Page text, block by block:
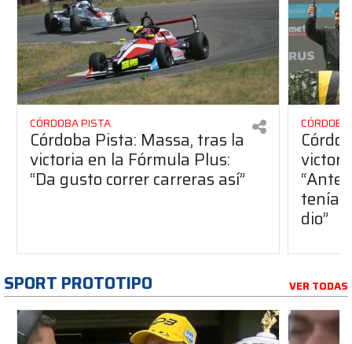
CÓRDOBA PISTA
Córdoba Pista: Massa, tras la
victoria en la Fórmula Plus:
“Da gusto correr carreras así”
dio”
SPORT PROTOTIPO VER TODAS